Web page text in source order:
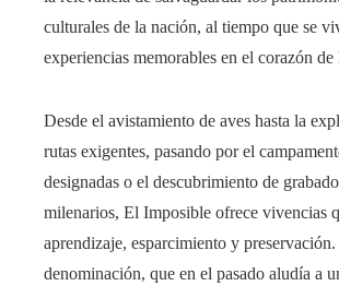
culturales de la nación, al tiempo que se
experiencias memorables en el corazón de
Desde el avistamiento de aves hasta la
rutas exigentes, pasando por el
designadas o el descubrimiento de
milenarios, El Imposible ofrece vivencias
aprendizaje, esparcimiento y preservación.
denominación, que en el pasado aludía a